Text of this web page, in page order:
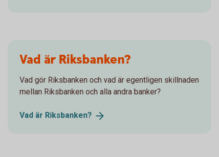
Vad är Riksbanken?
Vad gör Riksbanken och vad är egentligen skillnaden
mellan Riksbanken och alla andra banker?
Vad är Riksbanken?